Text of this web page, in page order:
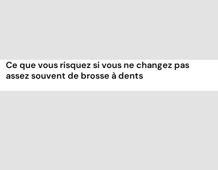
Ce que vous risquez si vous ne changez pas
assez souvent de brosse à dents